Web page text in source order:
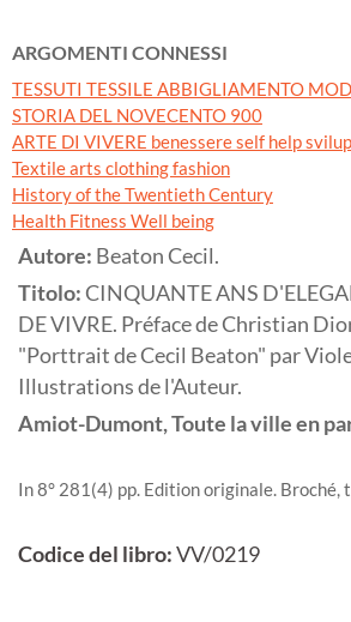
ARGOMENTI CONNESSI
TESSUTI TESSILE ABBIGLIAMENTO
STORIA DEL NOVECENTO 900
ARTE DI VIVERE benessere self help
Textile arts clothing fashion
History of the Twentieth Century
Health Fitness Well being
Autore: Beaton Cecil.
Titolo:CINQUANTE ANS
DE VIVRE. Préface de Christian
"Porttrait de Cecil Beaton" par
Illustrations de l'Auteur.
Amiot-Dumont, Toute la ville en
In 8° 281(4) pp. Edition originale. Broché,
Codice del libro:VV/0219